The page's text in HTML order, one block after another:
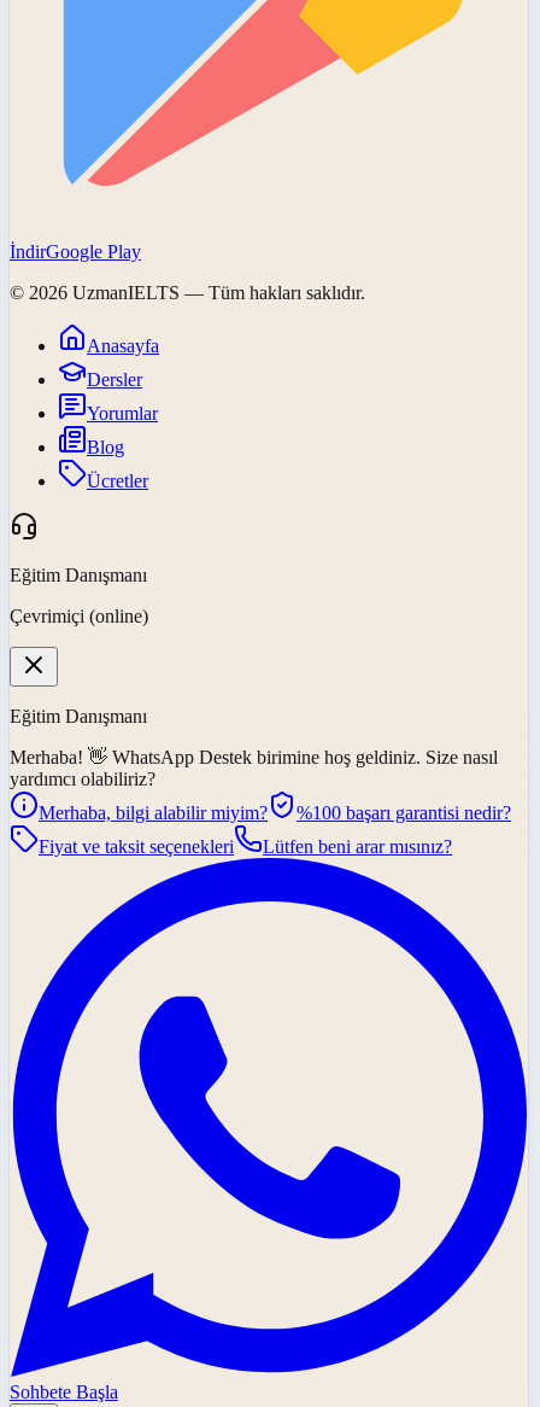
İndirGoogle Play
© 2026 UzmanIELTS — Tüm hakları saklıdır.
Anasayfa
Dersler
Yorumlar
Blog
Ücretler
Eğitim Danışmanı
Çevrimiçi (online)
Eğitim Danışmanı
Merhaba! 👋 WhatsApp Destek birimine hoş geldiniz. Size nasıl
yardımcı olabiliriz?
Merhaba, bilgi alabilir miyim?
%100 başarı garantisi nedir?
Fiyat ve taksit seçenekleri
Lütfen beni arar mısınız?
Sohbete Başla